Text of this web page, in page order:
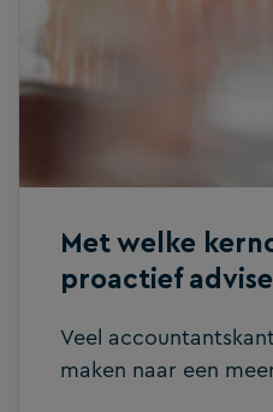
niet weten. Het doel
praktisch: we
voorbereidend
werkdocumenten,
jaarrekeningen en
Met welke
proactief
Veel
maken naar een